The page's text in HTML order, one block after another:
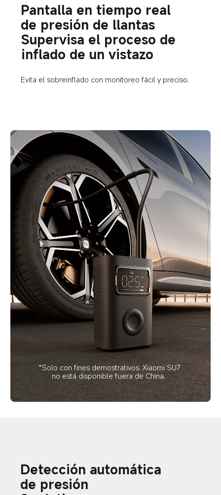
Pantalla en tiempo real
de presión de llantas
Supervisa el proceso de
inflado de un vistazo
Evita el sobreinflado con monitoreo fácil y preciso.
*Solo con fines demostrativos. Xiaomi SU7
no está disponible fuera de China.
Detección automática
de presión